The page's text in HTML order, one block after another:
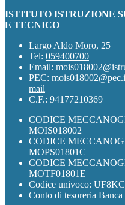
ISTITUTO ISTRUZIONE
E TECNICO
Largo Aldo Moro, 25
Tel: 059400700
Email:
PEC:
mail
C.F.: 94177210369
CODICE
MOIS018002
CODICE
MOPS01801C
CODICE
MOTF01801E
Codice univoco:
Conto di tesoreria